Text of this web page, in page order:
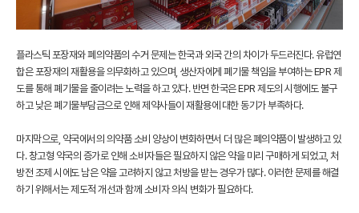
플라스틱 포장재와 폐의약품의 수거 문제는 한국과 외국 간의 차이가 두드러진다. 유럽연
합은 포장재의 재활용을 의무화하고 있으며, 생산자에게 폐기물 책임을 부여하는 EPR 제
도를 통해 폐기물을 줄이려는 노력을 하고 있다. 반면 한국은 EPR 제도의 시행에도 불구
하고 낮은 폐기물부담금으로 인해 제약사들이 재활용에 대한 동기가 부족하다.
마지막으로, 약국에서의 의약품 소비 양상이 변화하면서 더 많은 폐의약품이 발생하고 있
다. 창고형 약국의 증가로 인해 소비자들은 필요하지 않은 약을 미리 구매하게 되었고, 처
방전 조제 시에도 남은 약을 고려하지 않고 처방을 받는 경우가 많다. 이러한 문제를 해결
하기 위해서는 제도적 개선과 함께 소비자 의식 변화가 필요하다.